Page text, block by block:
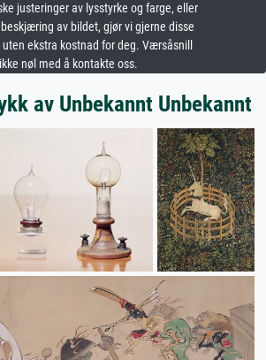
justeringer av lysstyrke og farge, eller
av bildet, gjør vi gjerne disse
ekstra kostnad for deg. Værsåsnill
ikke nøl med å kontakte oss.
av Unbekannt Unbekannt